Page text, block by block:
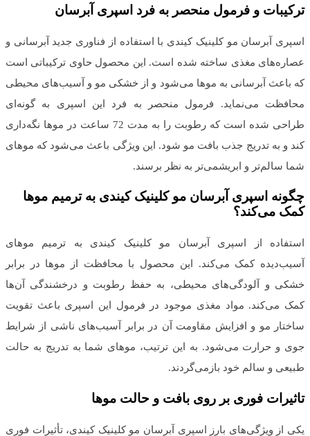
ترکیبات و فرمول منحصر به فرد اسپری آبرسان
اسپری آبرسان مو کلینیک کیندی با استفاده از فناوری جدید آبرسانی و
عصاره‌های مغذی ساخته شده است. این محصول حاوی ترکیباتی است
که باعث آبرسانی به موها می‌شود و از خشکی مو و آسیب‌های محیطی
محافظت می‌نماید. فرمول منحصر به فرد این اسپری به گونه‌ای
طراحی شده است که رطوبت را به مدت 72 ساعت در موها نگه‌داری
کند و به تدریج جذب بافت مو شود. این ویژگی باعث می‌شود که موهای
شما سالم‌تر و ابریشمی‌تر به نظر برسند.
چگونه اسپری آبرسان مو کلینیک کیندی به ترمیم موها
کمک می‌کند؟
استفاده از اسپری آبرسان مو کلینیک کیندی به ترمیم موهای
آسیب‌دیده کمک می‌کند. این محصول با محافظت از موها در برابر
خشکی و آلودگی‌های محیطی، به حفظ رطوبت و درخشندگی آن‌ها
کمک می‌کند. مواد مغذی موجود در فرمول این اسپری باعث تقویت
ساختار مو و افزایش مقاومت آن در برابر آسیب‌های ناشی از شرایط
جوی و حرارت می‌شود. به این ترتیب، موهای شما به تدریج به حالت
طبیعی و سالم خود بازمی‌گردند.
تاثیرات فوری بر روی بافت و حالت موها
یکی از ویژگی‌های بارز اسپری آبرسان مو کلینیک کیندی، تأثیرات فوری